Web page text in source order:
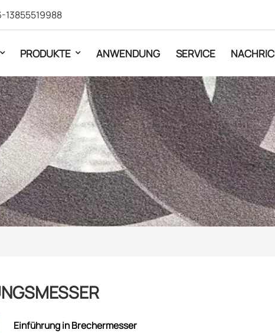
13855519988
PRODUKTE ANWENDUNG SERVICE
Einführung in Brechermesser